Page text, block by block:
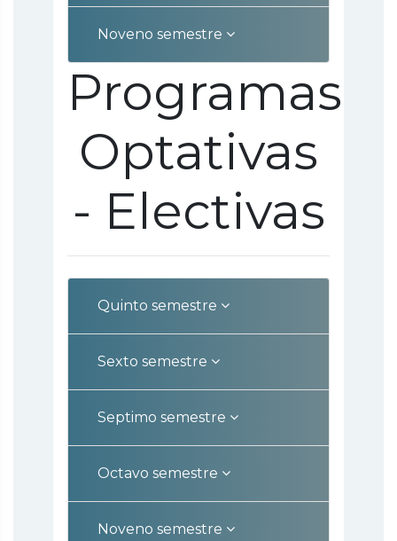
Noveno semestre
Programas
Optativas
- Electivas
Quinto semestre
Sexto semestre
Septimo semestre
Octavo semestre
Noveno semestre